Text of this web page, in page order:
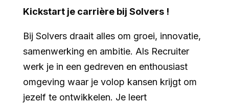
Kickstart je carrière bij Solvers !
Bij Solvers draait alles om groei, innovatie,
samenwerking en ambitie. Als Recruiter
werk je in een gedreven en enthousiast
omgeving waar je volop kansen krijgt om
jezelf te ontwikkelen. Je leert